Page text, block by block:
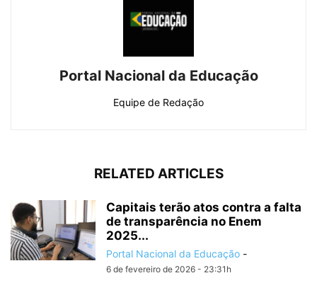
Portal Nacional da Educação
Equipe de Redação
RELATED ARTICLES
Capitais terão atos contra a falta
de transparência no Enem
2025...
Portal Nacional da Educação -
6 de fevereiro de 2026 - 23:31h